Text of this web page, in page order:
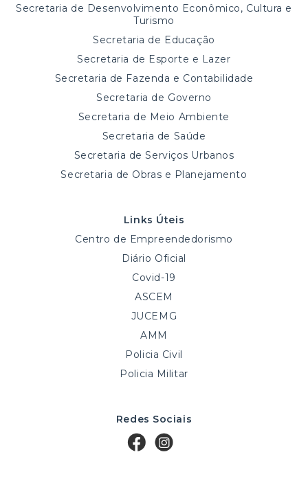
Secretaria de Desenvolvimento Econômico, Cultura e
Turismo
Secretaria de Educação
Secretaria de Esporte e Lazer
Secretaria de Fazenda e Contabilidade
Secretaria de Governo
Secretaria de Meio Ambiente
Secretaria de Saúde
Secretaria de Serviços Urbanos
Secretaria de Obras e Planejamento
Links Úteis
Centro de Empreendedorismo
Diário Oficial
Covid-19
ASCEM
JUCEMG
AMM
Policia Civil
Policia Militar
Redes Sociais